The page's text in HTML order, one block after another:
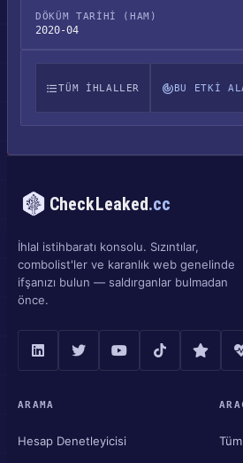
DÖKÜM TARIHI (HAM)
2020-04
TÜM IHLALLER BU ETKI
CheckLeaked.cc
İhlal istihbaratı konsolu. Sızıntılar,
combolist'ler ve karanlık web genelinde
ifşanızı bulun — saldırganlar bulmadan
önce.
ARAMA
Hesap Denetleyicisi